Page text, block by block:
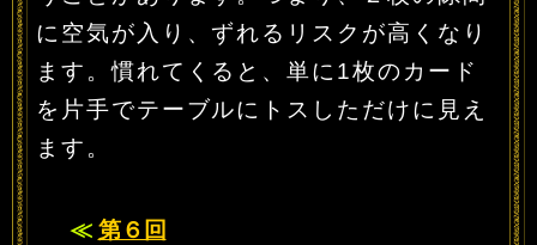
に空気が入り、ずれるリスクが高くなり
ます。慣れてくると、単に1枚のカード
を片手でテーブルにトスしただけに見え
ます。
≪ 第６回